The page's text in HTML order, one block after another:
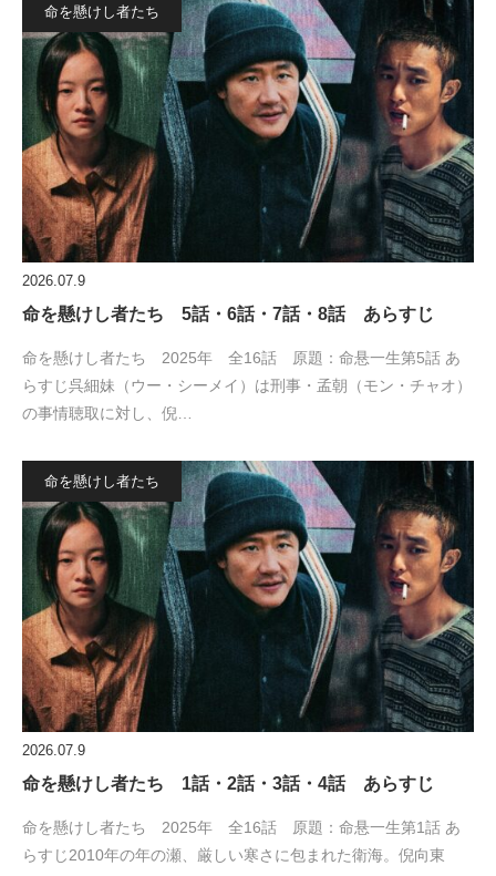
命を懸けし者たち
2026.07.9
命を懸けし者たち 5話・6話・7話・8話 あらすじ
命を懸けし者たち 2025年 全16話 原題：命悬一生第5話 あ
らすじ呉細妹（ウー・シーメイ）は刑事・孟朝（モン・チャオ）
の事情聴取に対し、倪…
命を懸けし者たち
2026.07.9
命を懸けし者たち 1話・2話・3話・4話 あらすじ
命を懸けし者たち 2025年 全16話 原題：命悬一生第1話 あ
らすじ2010年の年の瀬、厳しい寒さに包まれた衛海。倪向東